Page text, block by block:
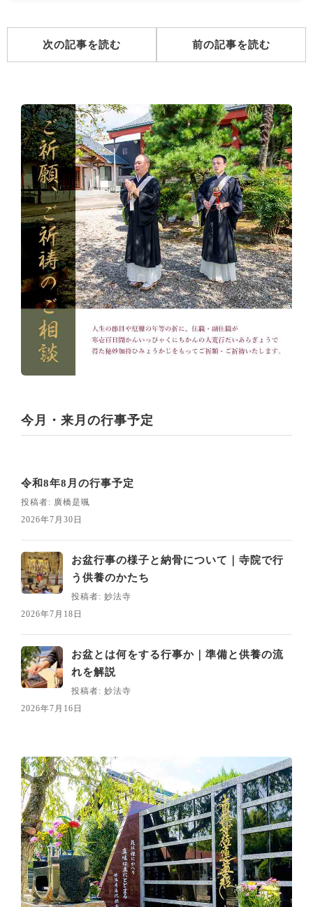
次の記事を読む 前の記事を読む
今月・来月の行事予定
令和8年8月の行事予定
投稿者: 廣橋是颯
2026年7月30日
お盆行事の様子と納骨について｜寺院で行
う供養のかたち
投稿者: 妙法寺
2026年7月18日
お盆とは何をする行事か｜準備と供養の流
れを解説
投稿者: 妙法寺
2026年7月16日